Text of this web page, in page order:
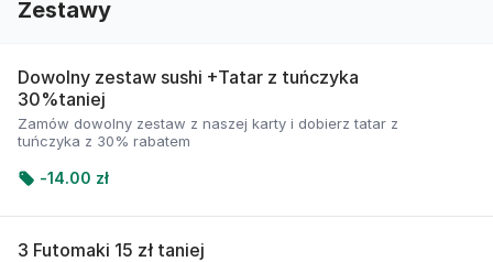
Zestawy
Dowolny zestaw sushi +Tatar z tuńczyka
30%taniej
Zamów dowolny zestaw z naszej karty i dobierz tatar z
tuńczyka z 30% rabatem
-14.00 zł
3 Futomaki 15 zł taniej